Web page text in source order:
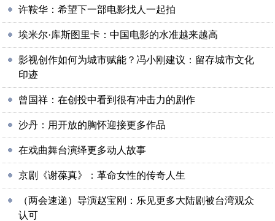
许鞍华：希望下一部电影找人一起拍
埃米尔·库斯图里卡：中国电影的水准越来越高
影视创作如何为城市赋能？冯小刚建议：留存城市文化
印迹
曾国祥：在创投中看到很有冲击力的剧作
沙丹：用开放的胸怀迎接更多作品
在戏曲舞台演绎更多动人故事
京剧《谢葆真》：革命女性的传奇人生
（两会速递）导演赵宝刚：乐见更多大陆剧被台湾观众
认可